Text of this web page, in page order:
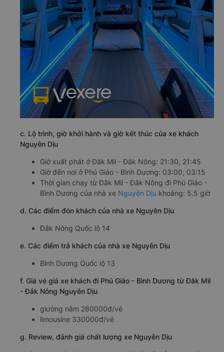
c. Lộ trình, giờ khởi hành và giờ kết thúc của xe khách
Nguyên Dịu
Giờ xuất phát ở Đăk Mil - Đắk Nông: 21:30, 21:45
Giờ đến nơi ở Phú Giáo - Bình Dương: 03:00, 03:15
Thời gian chạy từ Đăk Mil - Đắk Nông đi Phú Giáo -
Bình Dương của nhà xe Nguyên Dịu khoảng: 5.5 giờ
d. Các điểm đón khách của nhà xe Nguyên Dịu
Đắk Nông Quốc lộ 14
e. Các điểm trả khách của nhà xe Nguyên Dịu
Bình Dương Quốc lộ 13
f. Giá vé giá xe khách đi Phú Giáo - Bình Dương từ Đăk Mil
- Đắk Nông Nguyên Dịu
giường nằm 280000đ/vé
limousine 330000đ/vé
g. Review, đánh giá chất lượng xe Nguyên Dịu